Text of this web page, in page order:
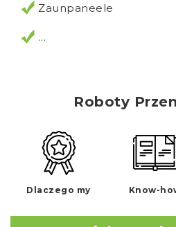
Zaunpaneele
…
Roboty
Dlaczego my Know-